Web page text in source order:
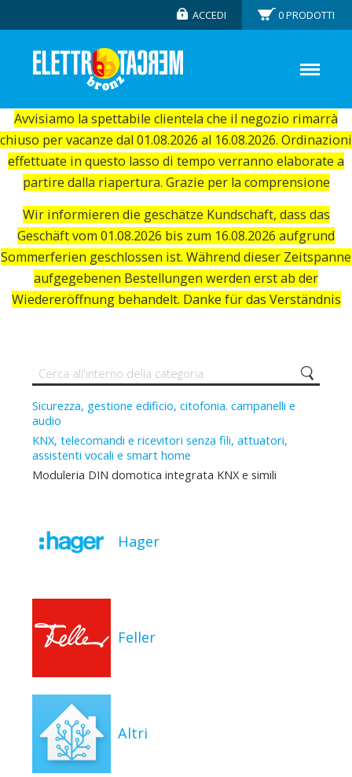
Avvisiamo la spettabile clientela che il negozio rimarrà
chiuso per vacanze dal 01.08.2026 al 16.08.2026. Ordinazioni
effettuate in questo lasso di tempo verranno elaborate a
partire dalla riapertura. Grazie per la comprensione
Wir informieren die geschätze Kundschaft, dass das
Geschäft vom 01.08.2026 bis zum 16.08.2026 aufgrund
Sommerferien geschlossen ist. Während dieser Zeitspanne
aufgegebenen Bestellungen werden erst ab der
Wiedereröffnung behandelt. Danke für das Verständnis
ACCEDI 0PRODOTTI
Sicurezza, gestione edificio, citofonia. campanelli e
audio
KNX, telecomandi e ricevitori senza fili, attuatori,
assistenti vocali e smart home
Moduleria DIN domotica integrata KNX e simili
Hager
Feller
Altri